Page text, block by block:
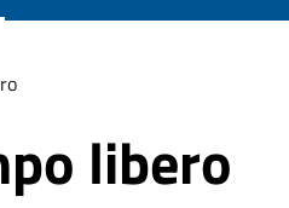
libero